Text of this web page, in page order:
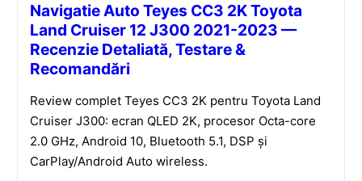
Navigatie Auto Teyes CC3 2K Toyota
Land Cruiser 12 J300 2021-2023 —
Recenzie Detaliată, Testare &
Recomandări
Review complet Teyes CC3 2K pentru Toyota Land
Cruiser J300: ecran QLED 2K, procesor Octa-core
2.0 GHz, Android 10, Bluetooth 5.1, DSP și
CarPlay/Android Auto wireless.